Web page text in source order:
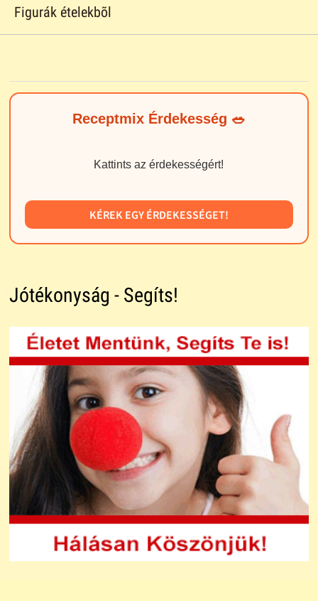
Figurák ételekbõl
Receptmix Érdekesség 🥗
Kattints az érdekességért!
KÉREK EGY ÉRDEKESSÉGET!
Jótékonyság - Segíts!